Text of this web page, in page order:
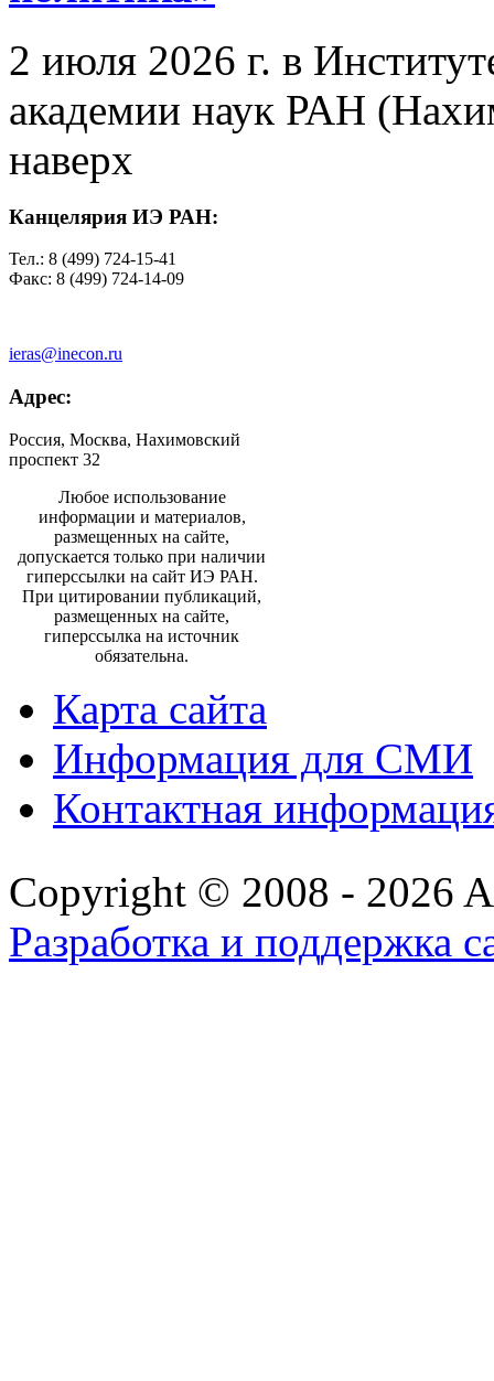
2 июля 2026 г. в
академии наук РАН
наверх
Канцелярия ИЭ РАН:
Тел.: 8 (499) 724-15-41
Факс: 8 (499) 724-14-09
ieras@inecon.ru
Адрес:
Россия, Москва, Нахимовский
проспект 32
Любое использование
информации и материалов,
размещенных на сайте,
допускается только при наличии
гиперссылки на сайт ИЭ РАН.
При цитировании публикаций,
размещенных на сайте,
гиперссылка на источник
обязательна.
Карта сайта
Информация для СМИ
Контактная
Copyright © 2008 - 2026
Разработка и поддержка